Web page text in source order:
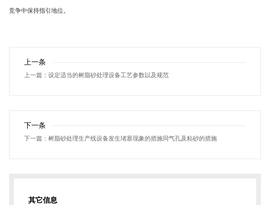
竞争中保持指引地位。
上一篇： 设定适当的树脂砂处理设备工艺参数以及规范
上一条
下一篇： 树脂砂处理生产线设备发生堵塞现象的措施同气孔及粘砂的措施
下一条
其它信息